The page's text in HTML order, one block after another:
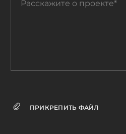
ПРИКРЕПИТЬ ФАЙЛ